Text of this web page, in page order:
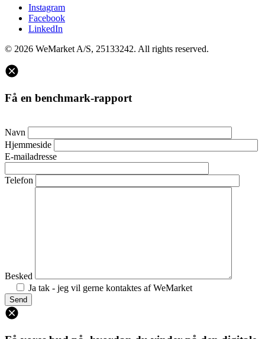
Instagram
Facebook
LinkedIn
© 2026 WeMarket A/S, 25133242. All rights reserved.
Få en benchmark-rapport
Navn
Hjemmeside
E-mailadresse
Telefon
Besked
Ja tak - jeg vil gerne kontaktes af WeMarket